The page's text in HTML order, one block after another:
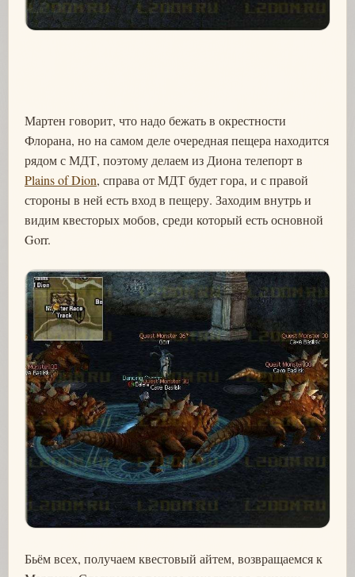
Мартен говорит, что надо бежать в окрестности
Флорана, но на самом деле очередная пещера находится
рядом с МДТ, поэтому делаем из Диона телепорт в
Plains of Dion, справа от МДТ будет гора, и с правой
стороны в ней есть вход в пещеру. Заходим внутрь и
видим квесторых мобов, среди который есть основной
Gorr.
Бьём всех, получаем квестовый айтем, возвращаемся к